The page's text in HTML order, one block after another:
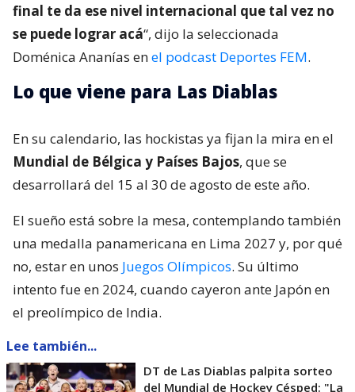
final te da ese nivel internacional que tal vez no
se puede lograr acá“, dijo la seleccionada
Doménica Ananías enel podcast Deportes FEM.
Lo que viene para Las Diablas
En su calendario, las hockistas ya fijan la mira en el
Mundial de Bélgica y Países Bajos, que se
desarrollará del 15 al 30 de agosto de este año.
El sueño está sobre la mesa, contemplando también
una medalla panamericana en Lima 2027 y, por qué
no, estar en unos Juegos Olímpicos. Su último
intento fue en 2024, cuando cayeron ante Japón en
el preolímpico de India.
Lee también...
DT de Las Diablas palpita sorteo
del Mundial de Hockey Césped: "La